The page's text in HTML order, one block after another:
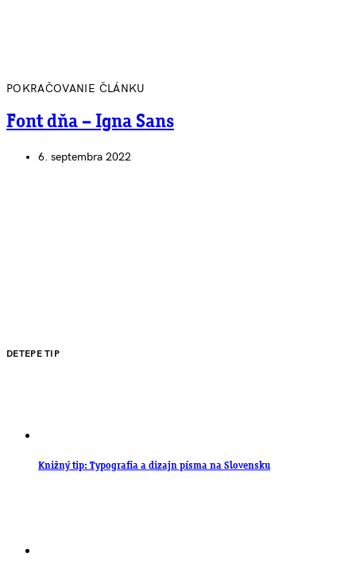
POKRAČOVANIE ČLÁNKU
Font dňa – Igna Sans
6. septembra 2022
DETEPE TIP
Knižný tip: Typografia a dizajn písma na Slovensku